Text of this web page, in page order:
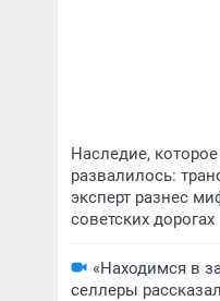
Наследие,
развалилось:
эксперт разнес
советских дорогах
«Находимся в
селлеры